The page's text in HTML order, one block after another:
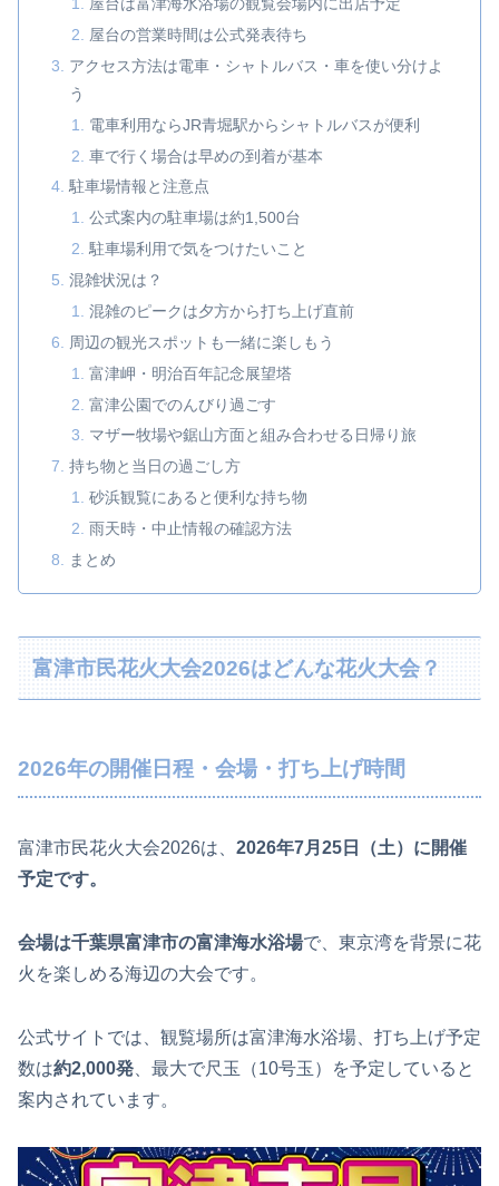
屋台の営業時間は公式発表待ち
アクセス方法は電車・シャトルバス・車を使い分けよ
う
電車利用ならJR青堀駅からシャトルバスが便利
車で行く場合は早めの到着が基本
駐車場情報と注意点
公式案内の駐車場は約1,500台
駐車場利用で気をつけたいこと
混雑状況は？
混雑のピークは夕方から打ち上げ直前
周辺の観光スポットも一緒に楽しもう
富津岬・明治百年記念展望塔
富津公園でのんびり過ごす
マザー牧場や鋸山方面と組み合わせる日帰り旅
持ち物と当日の過ごし方
砂浜観覧にあると便利な持ち物
雨天時・中止情報の確認方法
まとめ
富津市民花火大会2026はどんな花火大会？
2026年の開催日程・会場・打ち上げ時間
富津市民花火大会2026は、 2026年7月25日（土）に開催
予定です。
会場は千葉県富津市の富津海水浴場で、東京湾を背景に花
火を楽しめる海辺の大会です。
公式サイトでは、観覧場所は富津海水浴場、打ち上げ予定
数は約2,000発 、最大で尺玉（10号玉）を予定していると
案内されています。